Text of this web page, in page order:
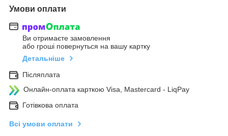
Умови оплати
Ви отримаєте замовлення
або гроші повернуться на вашу картку
Детальніше
Післяплата
Онлайн-оплата карткою Visa, Mastercard - LiqPay
Готівкова оплата
Всі умови оплати